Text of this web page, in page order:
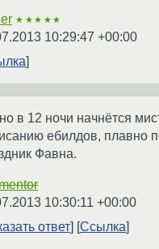
★★★★★
10:29:47 +00:00
в 12 ночи начнётся
ебилдов, плавно
Фавна.
10:30:11 +00:00
ответ
Ссылка